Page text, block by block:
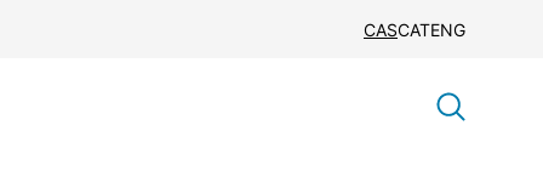
CASCATENG